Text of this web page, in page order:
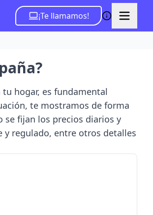
¡Te llamamos!
hogar, es fundamental
te mostramos de forma
se fijan los precios diarios y
y regulado, entre otros detalles